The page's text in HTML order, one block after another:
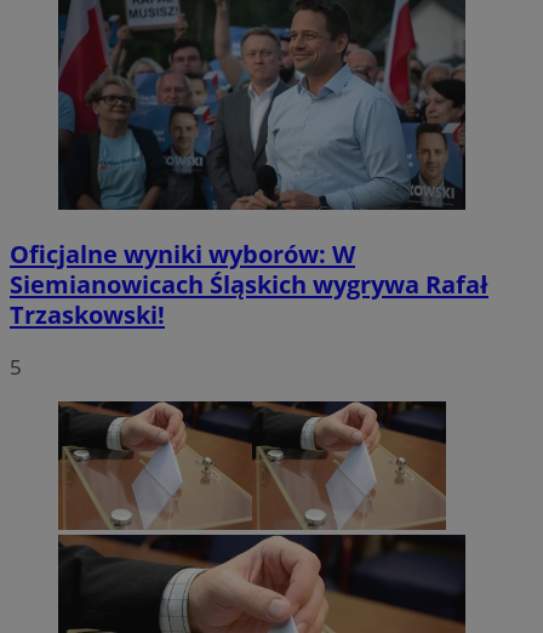
Oficjalne wyniki wyborów: W
Siemianowicach Śląskich wygrywa Rafał
Trzaskowski!
5